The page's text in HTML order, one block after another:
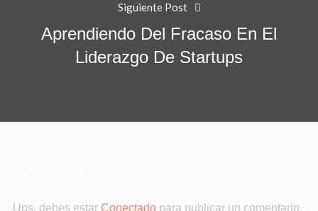
Siguiente Post
Aprendiendo Del Fracaso En El
Liderazgo De Startups
Ups, debes estar Conectadopara publicar un comentario.